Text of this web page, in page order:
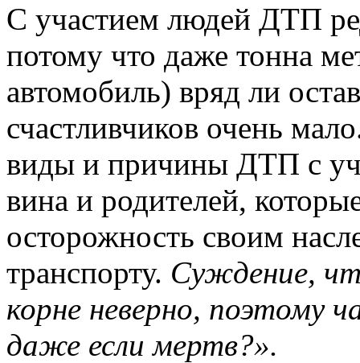
С участием людей ДТП
потому что даже тонна
автомобиль) вряд ли
счастливчиков очень
виды и причины ДТП с
вина и родителей,
осторожность своим
транспорту. Суждение,
корне неверно, поэтому
даже если мертв?».